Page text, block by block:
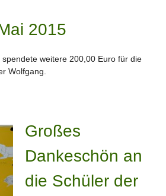
2015
spendete weitere 200,00 Euro für die
Wolfgang.
Großes
Dankeschön an
die Schüler der